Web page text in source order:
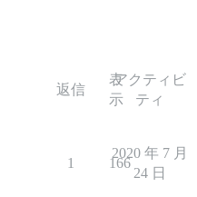
返信
表
示
アクティビ
ティ
1 166
2020 年 7 月
24 日